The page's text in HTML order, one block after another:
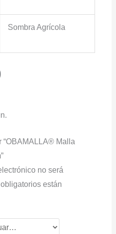
Sombra Agrícola
“OBAMALLA® Malla
no será
están